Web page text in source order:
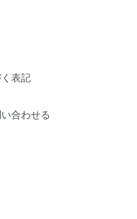
表記
合わせる